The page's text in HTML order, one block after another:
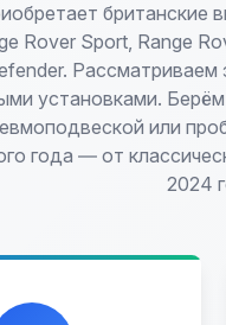
британские
Rover Sport, Range
установками.
или
года — от
2024
возможность